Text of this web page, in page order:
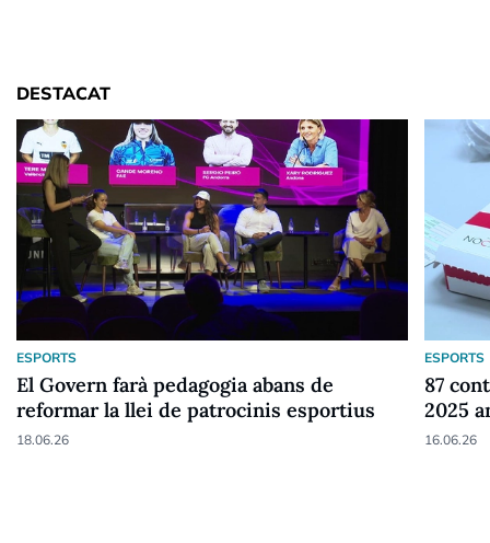
DESTACAT
ESPORTS
El Govern farà pedagogia abans de
reformar la llei de patrocinis esportius
18.06.26
ESPORTS
87
2025
16.06.26